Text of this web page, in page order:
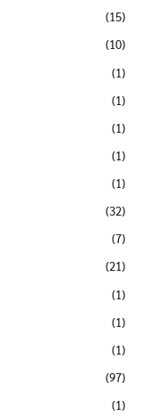
(15)
(10)
(1)
(1)
(1)
(1)
(1)
(32)
(7)
(21)
(1)
(1)
(1)
(97)
(1)